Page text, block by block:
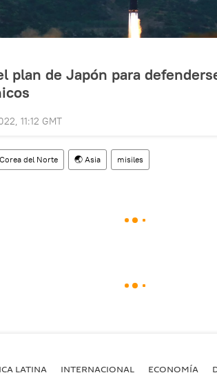
plan de Japón para
11:12 GMT
Corea del Norte 🌏 Asia misiles
LATINA INTERNACIONAL ECONOMÍA